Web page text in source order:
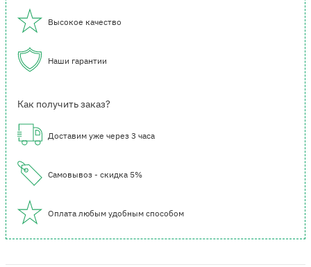
Высокое качество
Наши гарантии
Как получить заказ?
Доставим уже через 3 часа
Самовывоз - скидка 5%
Оплата любым удобным способом